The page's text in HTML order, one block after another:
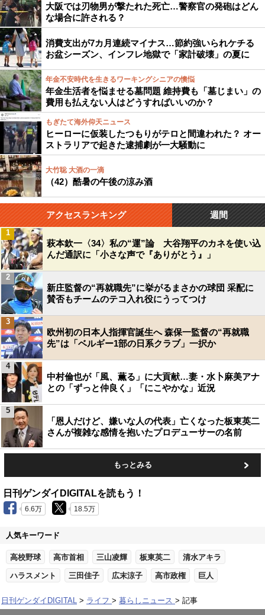
大阪では刃物男が撃たれた死亡…警察官の発砲はどん
な場合に許される？
消費支出が7カ月連続マイナス…節約強いられケチる
お盆シーズン、インフレ地獄で「家計破壊」の夏に
年金不安時代を生きるワーキングシニアの懊悩
年金生活者を悩ませる墓問題 維持費も「墓じまい」の
費用も払えない人はどうすればいいのか？
もぎたて海外仰天ニュース
ヒーローに仮装したつもりがテロと間違われた？ オー
ストラリアで起きた逮捕劇が一大騒動に
大竹聡 大酒の一滴
（42）酷暑の午後の涼み酒
アクセスランキング 週間
萩本欽一〈34〉私の“運”論 大谷翔平のカネを使い込
んだ通訳に「小さな声で『ありがとう』」
1
新庄監督の“再就職先”に挙がるまさかの球団 采配に
賛否もチームのテコ入れ役にうってつけ
2
欧州初の日本人指揮官誕生へ 森保一監督の“再就職
先”は「ベルギー1部の日系クラブ」一択か
3
中村倫也が「風、薫る」に大貢献…妻・水卜麻美アナ
との「ずっと仲良く」「にこやかな」近況
4
「恩人だけど、嫌いな人の代表」亡くなった板東英二
さんが複雑な感情を抱いたプロデューサーの名前
5
もっとみる
日刊ゲンダイDIGITALを読もう！
6.6万 18.5万
人気キーワード
高校野球 高市首相 三山凌輝 板東英二 清水アキラ
ハラスメント 三田佳子 広末涼子 高市政権 巨人
日刊ゲンダイDIGITAL ライフ 暮らしニュース 記事